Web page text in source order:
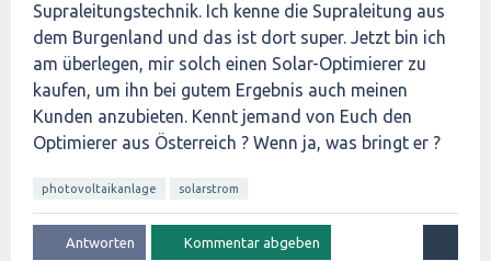
Supraleitungstechnik. Ich kenne die Supraleitung aus
dem Burgenland und das ist dort super. Jetzt bin ich
am überlegen, mir solch einen Solar-Optimierer zu
kaufen, um ihn bei gutem Ergebnis auch meinen
Kunden anzubieten. Kennt jemand von Euch den
Optimierer aus Österreich ? Wenn ja, was bringt er ?
photovoltaikanlage solarstrom